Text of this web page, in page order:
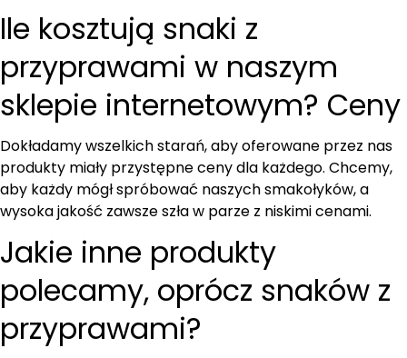
Ile kosztują snaki z
przyprawami w naszym
sklepie internetowym? Ceny
Dokładamy wszelkich starań, aby oferowane przez nas
produkty miały przystępne ceny dla każdego. Chcemy,
aby każdy mógł spróbować naszych smakołyków, a
wysoka jakość zawsze szła w parze z niskimi cenami.
Jakie inne produkty
polecamy, oprócz snaków z
przyprawami?